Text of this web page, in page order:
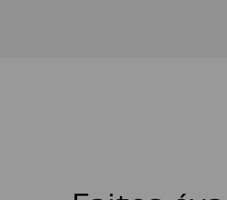
5-link Sport suspension - Optional